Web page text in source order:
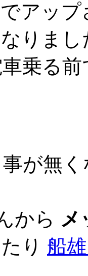
アップ
りまし
乗る
が無
から メ
り 船